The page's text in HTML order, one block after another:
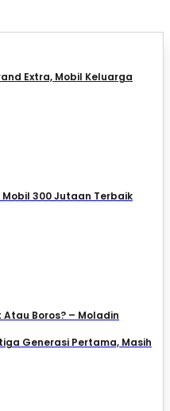
Extra, Mobil Keluarga
Mobil 300 Jutaan Terbaik
Atau Boros? – Moladin
Generasi Pertama, Masih